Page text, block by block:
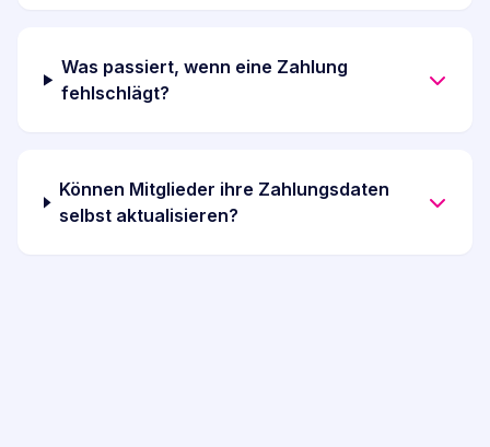
Was passiert, wenn eine Zahlung
fehlschlägt?
Können Mitglieder ihre Zahlungsdaten
selbst aktualisieren?